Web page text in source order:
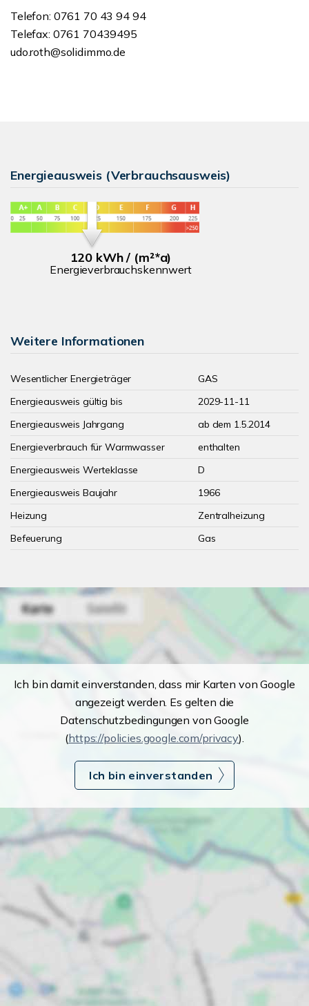
Telefon: 0761 70 43 94 94
Telefax: 0761 70439495
udo.roth@solidimmo.de
Energieausweis (Verbrauchsausweis)
120 kWh / (m²*a)
Energieverbrauchskennwert
Weitere Informationen
Wesentlicher Energieträger
GAS
Energieausweis gültig bis
2029-11-11
Energieausweis Jahrgang
ab dem 1.5.2014
Energieverbrauch für Warmwasser
enthalten
Energieausweis Werteklasse
D
Energieausweis Baujahr
1966
Heizung
Zentralheizung
Befeuerung
Gas
Ich bin damit einverstanden, dass mir Karten von Google
angezeigt werden. Es gelten die
Datenschutzbedingungen von Google
(https://policies.google.com/privacy).
Ich bin einverstanden